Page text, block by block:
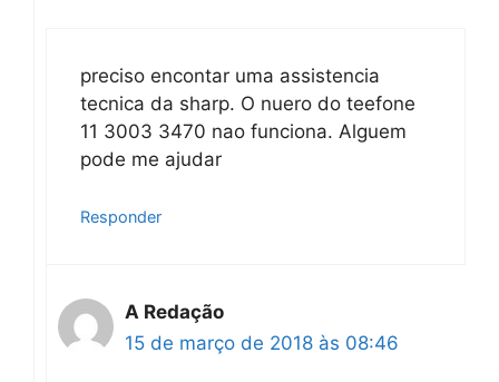
preciso encontar uma assistencia
tecnica da sharp. O nuero do teefone
11 3003 3470 nao funciona. Alguem
pode me ajudar
Responder
A Redação
15 de março de 2018 às 08:46